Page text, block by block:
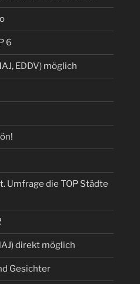
6
EDDV) möglich
Umfrage die TOP Städte
direkt möglich
Gesichter